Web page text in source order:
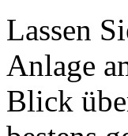
Lassen
Anlage
Blick